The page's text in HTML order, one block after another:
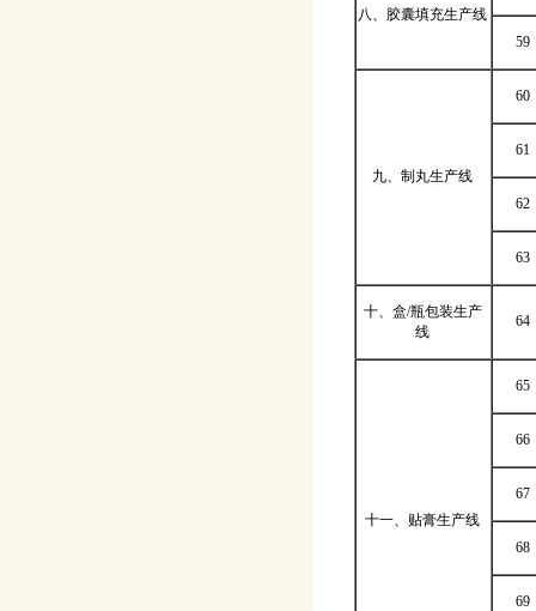
八、胶囊填充生产线
59
九、制丸生产线
60
61
62
63
十、盒/瓶包装生产
线
64
十一、贴膏生产线
65
66
67
68
69